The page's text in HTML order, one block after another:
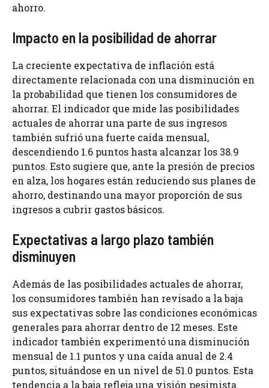
ahorro.
Impacto en la posibilidad de ahorrar
La creciente expectativa de inflación está
directamente relacionada con una disminución en
la probabilidad que tienen los consumidores de
ahorrar. El indicador que mide las posibilidades
actuales de ahorrar una parte de sus ingresos
también sufrió una fuerte caída mensual,
descendiendo 1.6 puntos hasta alcanzar los 38.9
puntos. Esto sugiere que, ante la presión de precios
en alza, los hogares están reduciendo sus planes de
ahorro, destinando una mayor proporción de sus
ingresos a cubrir gastos básicos.
Expectativas a largo plazo también
disminuyen
Además de las posibilidades actuales de ahorrar,
los consumidores también han revisado a la baja
sus expectativas sobre las condiciones económicas
generales para ahorrar dentro de 12 meses. Este
indicador también experimentó una disminución
mensual de 1.1 puntos y una caída anual de 2.4
puntos, situándose en un nivel de 51.0 puntos. Esta
tendencia a la baja refleja una visión pesimista